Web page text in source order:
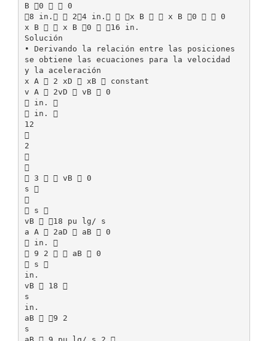
B 0   0
8 in.  24 in.  x B   x B 0   0
x B   x B 0  16 in.
Solución
• Derivando la relación entre las posiciones
se obtiene las ecuaciones para la velocidad
y la aceleración
x A  2 xD  xB  constant
v A  2vD  vB  0
 in. 
 in. 
12

2


 3   vB  0
s 

 s 
vB  18 pu lg/ s
a A  2aD  aB  0
 in. 
 9 2   aB  0
 s 
in.
vB  18 
s
in.
aB  9 2
s
aB  9 pu lg/ s 2 